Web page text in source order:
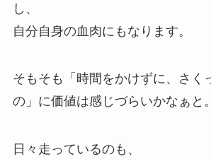
し、
自分自身の血肉にもなります。
そもそも「時間をかけずに、さく
の」に価値は感じづらいかなぁと。
日々走っているのも、